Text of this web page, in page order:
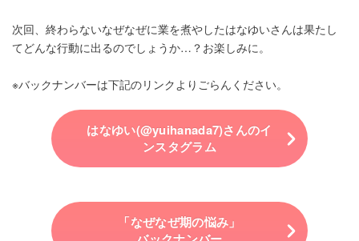
次回、終わらないなぜなぜに業を煮やしたはなゆいさんは果たし
てどんな行動に出るのでしょうか…？お楽しみに。
※バックナンバーは下記のリンクよりごらんください。
はなゆい(@yuihanada7)さんのイ
ンスタグラム
「なぜなぜ期の悩み」